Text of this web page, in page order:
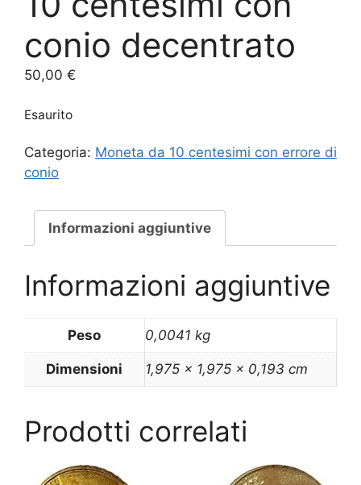
conio decentrato
50,00 €
Esaurito
Categoria: Moneta da 10 centesimi con errore di
conio
Informazioni aggiuntive
Informazioni aggiuntive
Peso 0,0041 kg
Dimensioni 1,975 × 1,975 × 0,193 cm
Prodotti correlati